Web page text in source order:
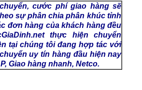
cước phí giao hàng sẽ
sự phân chia phân khúc tỉnh
đơn hàng của khách hàng đều
thực hiện chuyển
tại chúng tôi đang hợp tác với
uy tín hàng đầu hiện nay
Giao hàng nhanh, Netco.